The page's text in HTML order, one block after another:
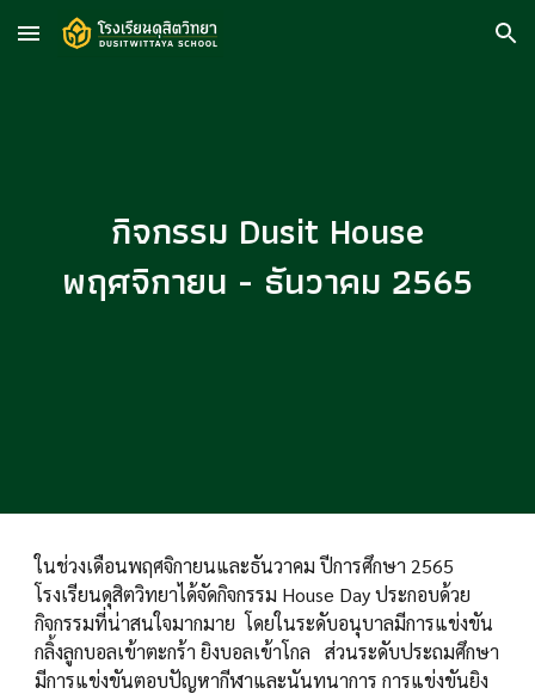
Skip to main content Skip to navigation
กิจกรรม Dusit House
พฤศจิกายน - ธันวาคม 2565
ในช่วงเดือนพฤศจิกายนและธันวาคม ปีการศึกษา 2565
โรงเรียนดุสิตวิทยาได้จัดกิจกรรม House Day ประกอบด้วย
กิจกรรมที่น่าสนใจมากมาย โดยในระดับอนุบาลมีการแข่งขัน
กลิ้งลูกบอลเข้าตะกร้า ยิงบอลเข้าโกล ส่วนระดับประถมศึกษา
มีการแข่งขันตอบปัญหากีฬาและนันทนาการ การแข่งขันยิง